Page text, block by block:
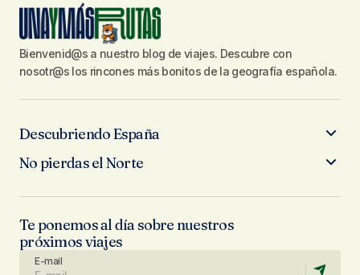
Bienvenid@s a nuestro blog de viajes. Descubre con
nosotr@s los rincones más bonitos de la geografía española.
Descubriendo España
No pierdas el Norte
Te ponemos al día sobre nuestros
próximos viajes
E-mail